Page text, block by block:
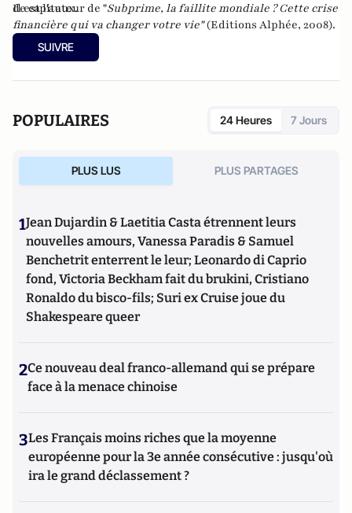
de capitaux.
Il est l'auteur de "Subprime, la faillite mondiale ? Cette crise
financière qui va changer votre vie"(Editions Alphée, 2008).
SUIVRE
POPULAIRES 24 Heures 7 Jours
PLUS LUS PLUS PARTAGES
1Jean Dujardin & Laetitia Casta étrennent leurs
nouvelles amours, Vanessa Paradis & Samuel
Benchetrit enterrent le leur; Leonardo di Caprio
fond, Victoria Beckham fait du brukini, Cristiano
Ronaldo du bisco-fils; Suri ex Cruise joue du
Shakespeare queer
2Ce nouveau deal franco-allemand qui se prépare
face à la menace chinoise
3Les Français moins riches que la moyenne
européenne pour la 3e année consécutive : jusqu'où
ira le grand déclassement ?